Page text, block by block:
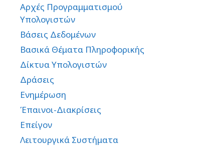
Αρχές Προγραμματισμού
Υπολογιστών
Βάσεις Δεδομένων
Βασικά Θέματα Πληροφορικής
Δίκτυα Υπολογιστών
Δράσεις
Ενημέρωση
Έπαινοι-Διακρίσεις
Επείγον
Λειτουργικά Συστήματα